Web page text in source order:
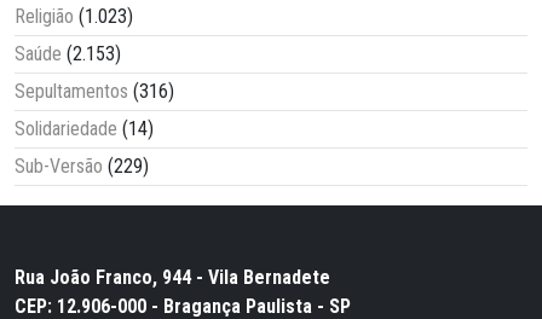
Religião (1.023)
Saúde (2.153)
Sepultamentos (316)
Solidariedade (14)
Sub-Versão (229)
Rua João Franco, 944 - Vila Bernadete
CEP: 12.906-000 - Bragança Paulista - SP